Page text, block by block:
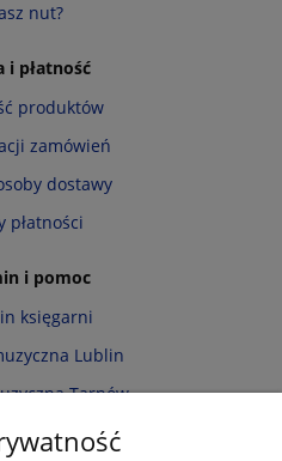
nut?
i płatność
produktów
zamówień
dostawy
płatności
i pomoc
księgarni
Lublin
Tarnów
o cookies